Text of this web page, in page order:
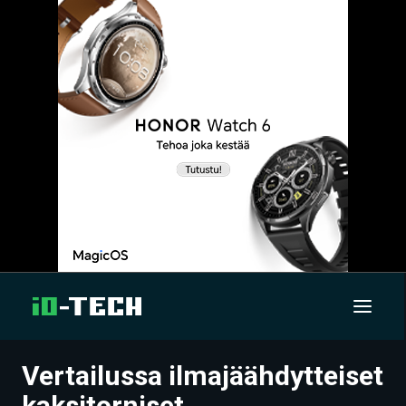
UUTISET
Vertailussa ilmajäähdytteiset